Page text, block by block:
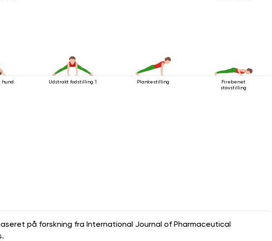
hund Udstrakt fodstilling 1 Plankestilling
Firebenet
stavstilling
på forskning fra International Journal of Pharmaceutical